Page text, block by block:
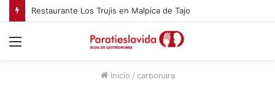
Restaurante Los Trujis en Malpica de Tajo
Inicio / carbonara